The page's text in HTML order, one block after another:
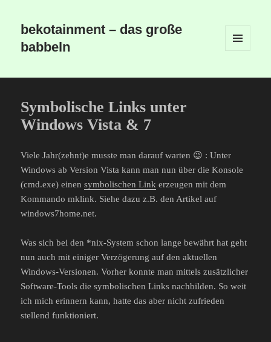
bekotainment – das große
babbeln
Symbolische Links unter
Windows Vista & 7
Viele Jahr(zehnt)e musste man darauf warten 😉 : Unter
Windows ab Version Vista kann man nun über die Konsole
(cmd.exe) einensymbolischen Link erzeugen mit dem
Kommando mklink. Siehe dazu z.B. den Artikel auf
windows7home.net.
Was sich bei den *nix-System schon lange bewährt hat geht
nun auch mit einiger Verzögerung auf den aktuellen
Windows-Versionen. Vorher konnte man mittels zusätzlicher
Software-Tools die symbolischen Links nachbilden. So weit
ich mich erinnern kann, hatte das aber nicht zufrieden
stellend funktioniert.